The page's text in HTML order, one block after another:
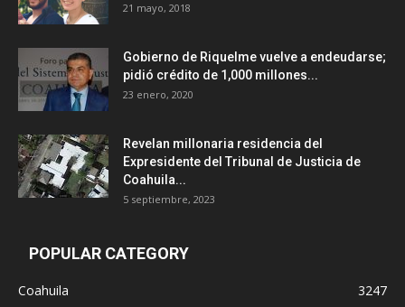
21 mayo, 2018
Gobierno de Riquelme vuelve a endeudarse;
pidió crédito de 1,000 millones...
23 enero, 2020
Revelan millonaria residencia del
Expresidente del Tribunal de Justicia de
Coahuila...
5 septiembre, 2023
POPULAR CATEGORY
Coahuila
3247